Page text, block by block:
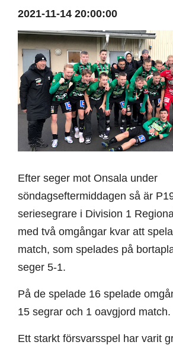
2021-11-14 20:00:00
Efter seger mot Onsala under
söndagseftermiddagen så är
seriesegrare i Division 1
med två omgångar kvar att
match, som spelades på
seger 5-1.
På de spelade 16 spelade
15 segrar och 1 oavgjord match.
Ett starkt försvarsspel har varit